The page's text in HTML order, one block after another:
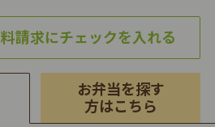
お弁当を探す
方はこちら